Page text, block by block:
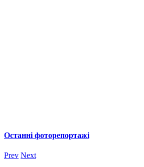
Останні фоторепортажі
Prev Next